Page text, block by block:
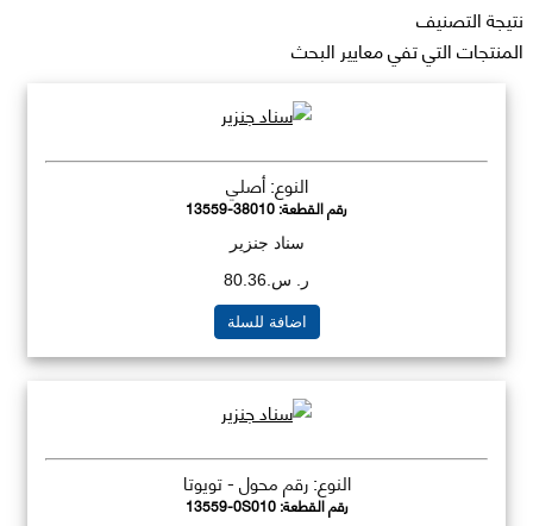
نتيجة التصنيف
المنتجات التي تفي معايير البحث
النوع: أصلي
رقم القطعة:13559-38010
سناد جنزير
ر. س.80.36
اضافة للسلة
النوع: رقم محول - تويوتا
رقم القطعة:13559-0S010